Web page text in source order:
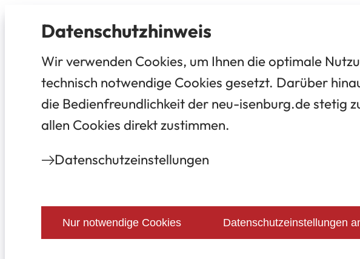
Datenschutz­hinweis
Wir verwenden Cookies, um Ihnen die optimale
technisch notwendige Cookies gesetzt. Darüber
die Bedienfreundlichkeit der neu-isenburg.de stetig
allen Cookies direkt zustimmen.
Datenschutz­einstellungen
Nur notwendige Cookies Datenschutzeinstellungen